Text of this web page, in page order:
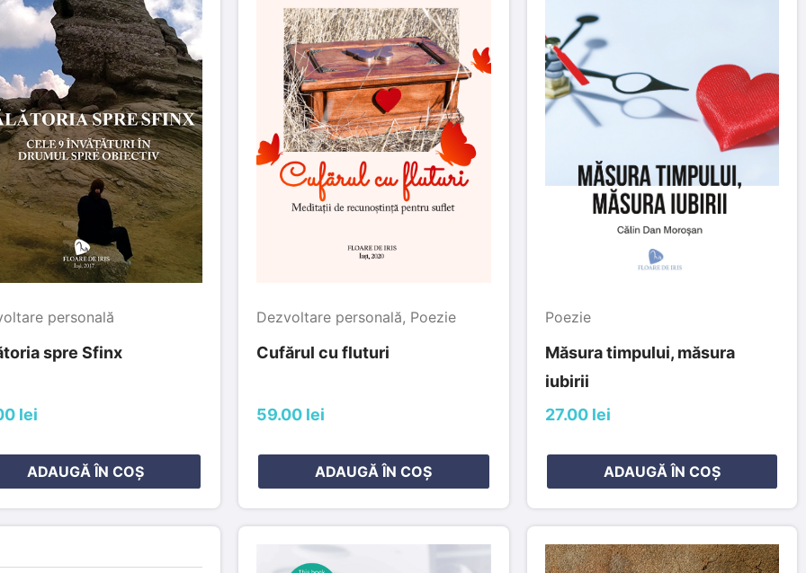
personală
spre Sfinx
lei
ADAUGĂ ÎN COȘ
Dezvoltare personală, Poezie
Cufărul cu fluturi
59.00 lei
ADAUGĂ ÎN COȘ
Poezie
Măsura timpului, măsura
iubirii
27.00 lei
ADAUGĂ ÎN COȘ